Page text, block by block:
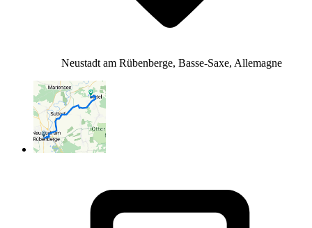
Neustadt am Rübenberge, Basse-Saxe, Allemagne